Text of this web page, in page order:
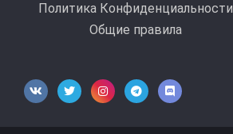
Политика Конфиденциальности
Общие правила